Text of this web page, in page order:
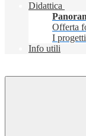
Didattica
Offerta
I
Info utili